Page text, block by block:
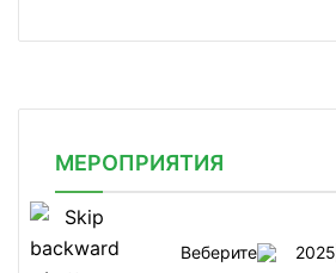
МЕРОПРИЯТИЯ
Веберите 2025